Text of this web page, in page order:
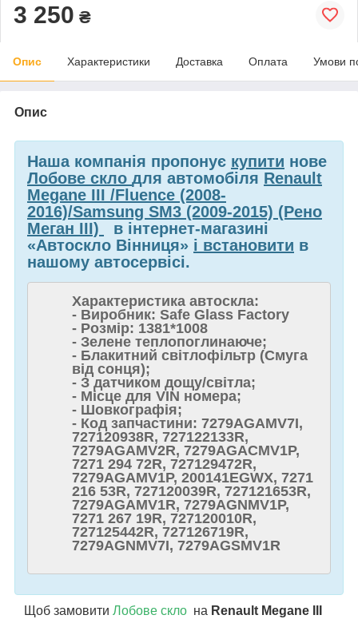
3 250 ₴
Опис Характеристики Доставка Оплата Умови
Опис
Наша компанія пропонує купити нове
Лобове скло для автомобіля Renault
Megane III /Fluence (2008-
2016)/Samsung SM3 (2009-2015) (Рено
Меган III)
в інтернет-магазині
«Автоскло Вінниця» і встановити в
нашому автосервісі.
Характеристика автоскла:
- Виробник: Safe Glass Factory
- Розмір: 1381*1008
- Зелене теплопоглинаюче;
- Блакитний світлофільтр (Смуга
від сонця);
- З датчиком дощу/світла;
- Місце для VIN номера;
- Шовкографія;
- Код запчастини: 7279AGAMV7I,
727120938R, 727122133R,
7279AGAMV2R, 7279AGACMV1P,
7271 294 72R, 727129472R,
7279AGAMV1P, 200141EGWX, 7271
216 53R, 727120039R, 727121653R,
7279AGAMV1R, 7279AGNMV1P,
7271 267 19R, 727120010R,
727125442R, 727126719R,
7279AGNMV7I, 7279AGSMV1R
Щоб замовити Лобове скло на Renault Megane III